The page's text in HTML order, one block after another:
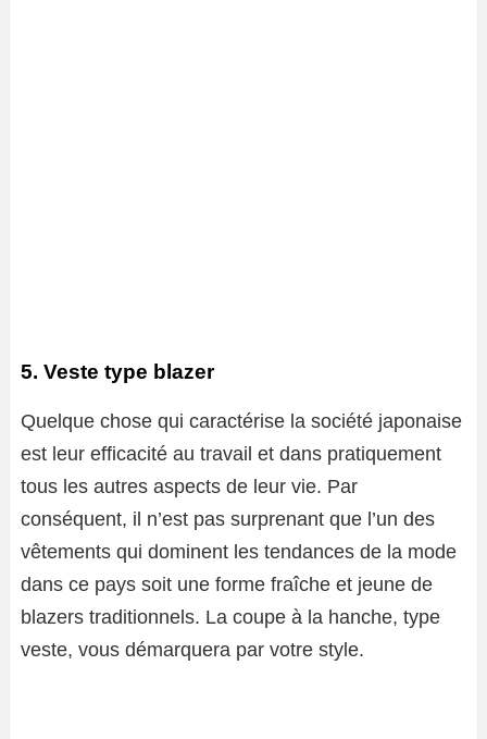
5. Veste type blazer
Quelque chose qui caractérise la société japonaise
est leur efficacité au travail et dans pratiquement
tous les autres aspects de leur vie. Par
conséquent, il n’est pas surprenant que l’un des
vêtements qui dominent les tendances de la mode
dans ce pays soit une forme fraîche et jeune de
blazers traditionnels. La coupe à la hanche, type
veste, vous démarquera par votre style.